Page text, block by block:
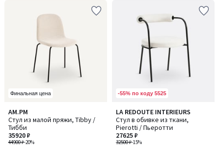
Финальная цена
AM.PM
Стул из малой пряжи, Tibby /
Тибби
44900 ₽-20%
35920 ₽
5
/
5
-55% по коду 5525
LA REDOUTE INTERIEURS
Стул в обивке из ткани,
Pierotti / Пьеротти
32500 ₽-15%
27625 ₽